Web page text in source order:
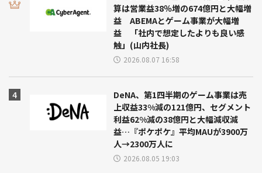
算は営業益38％増の674億円と大幅増
益 ABEMAとゲーム事業が大幅増
益 「社内で想定したよりも良い感
触」(山内社長)
2026.08.07 16:58
DeNA、第1四半期のゲーム事業は売
上収益33%減の121億円、セグメント
利益62%減の38億円と大幅減収減
益…『ポケポケ』平均MAUが3900万
人→2300万人に
2026.08.05 19:03